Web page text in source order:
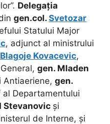
Delegația
gen.col. Svetozar
Statului Major
, adjunct al ministrului
Blagoje Kovacevic,
gen. Mladen
Antiaeriene, gen.
al Departamentului
Stevanovic și
de Interne, și